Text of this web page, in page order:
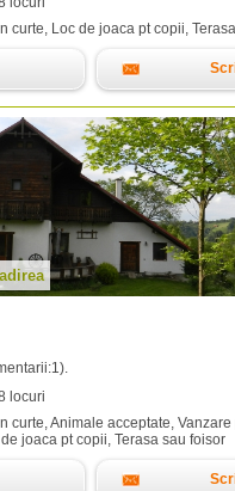
curte, Loc de joaca pt copii,
1).
locuri
curte, Animale acceptate,
joaca pt copii, Terasa sau foisor